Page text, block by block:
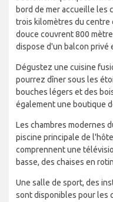
bord de mer accueille les
trois kilomètres du centre
douce couvrent 800
dispose d'un balcon privé
Dégustez une cuisine
pourrez dîner sous les
bouches légers et des
également une boutique
Les chambres modernes
piscine principale de
comprennent une
basse, des chaises en
Une salle de sport, des
sont disponibles pour les